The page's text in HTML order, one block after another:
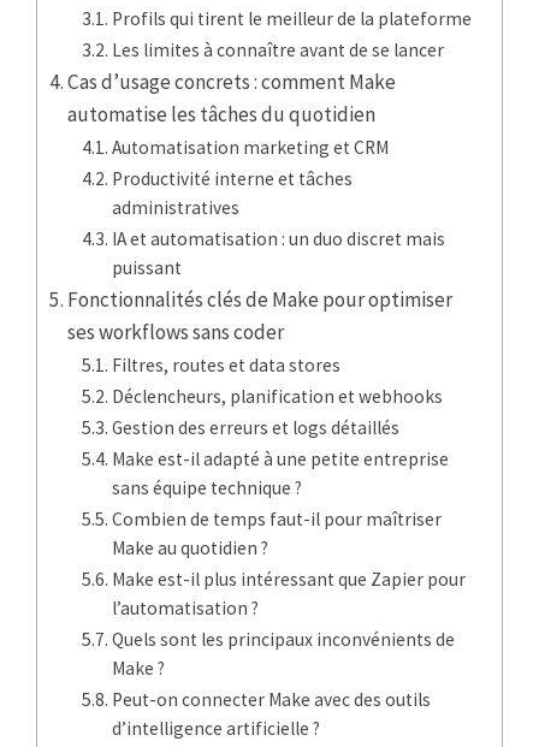
Profils qui tirent le meilleur de la plateforme
Les limites à connaître avant de se lancer
Cas d’usage concrets : comment Make
automatise les tâches du quotidien
Automatisation marketing et CRM
Productivité interne et tâches
administratives
IA et automatisation : un duo discret mais
puissant
Fonctionnalités clés de Make pour optimiser
ses workflows sans coder
Filtres, routes et data stores
Déclencheurs, planification et webhooks
Gestion des erreurs et logs détaillés
Make est-il adapté à une petite entreprise
sans équipe technique ?
Combien de temps faut-il pour maîtriser
Make au quotidien ?
Make est-il plus intéressant que Zapier pour
l’automatisation ?
Quels sont les principaux inconvénients de
Make ?
Peut-on connecter Make avec des outils
d’intelligence artificielle ?